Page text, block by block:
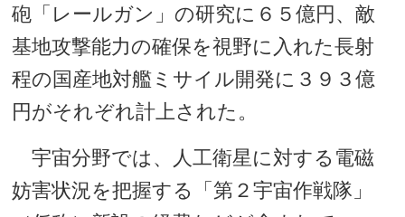
砲「レールガン」の研究に６５億円、敵
基地攻撃能力の確保を視野に入れた長射
程の国産地対艦ミサイル開発に３９３億
円がそれぞれ計上された。
宇宙分野では、人工衛星に対する電磁
妨害状況を把握する「第２宇宙作戦隊」